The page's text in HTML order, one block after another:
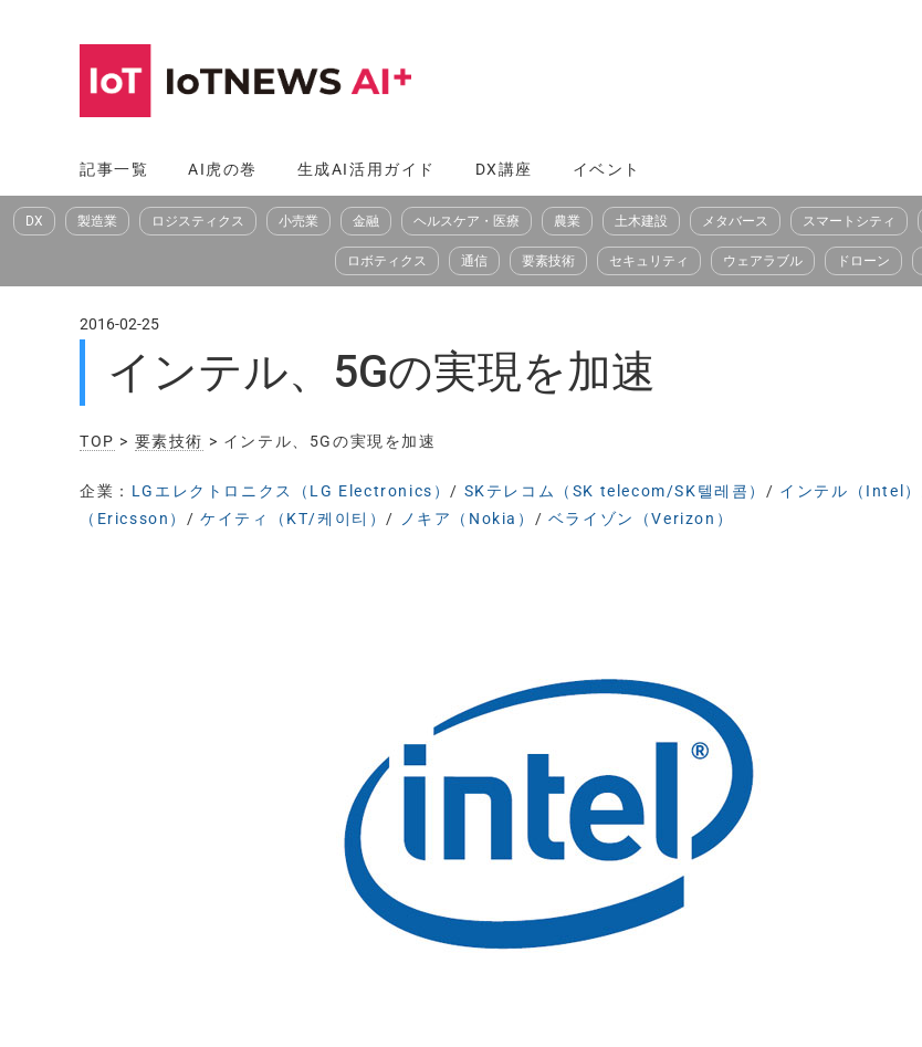
へ
ス
記事一覧 AI虎の巻 生成AI活用ガイド DX講座 イベント
DX 製造業 ロジスティクス 小売業 金融 ヘルスケア・医療 農業 土木建設 メタバース スマートシティ
ロボティクス 通信 要素技術 セキュリティ ウェアラブル ドローン
2016-02-25
インテル、5Gの実現を加速
TOP > 要素技術 > インテル、5Gの実現を加速
企業： LGエレクトロニクス（LG Electronics） / SKテレコム（SK telecom/SK텔레콤） / インテル（Intel）
（Ericsson） /ケイティ（KT/케이티） / ノキア（Nokia） / ベライゾン（Verizon）